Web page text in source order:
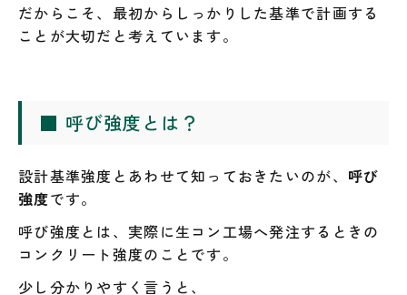
だからこそ、最初からしっかりした基準で計画する
ことが大切だと考えています。
■ 呼び強度とは？
設計基準強度とあわせて知っておきたいのが、 呼び
強度です。
呼び強度とは、実際に生コン工場へ発注するときの
コンクリート強度のことです。
少し分かりやすく言うと、